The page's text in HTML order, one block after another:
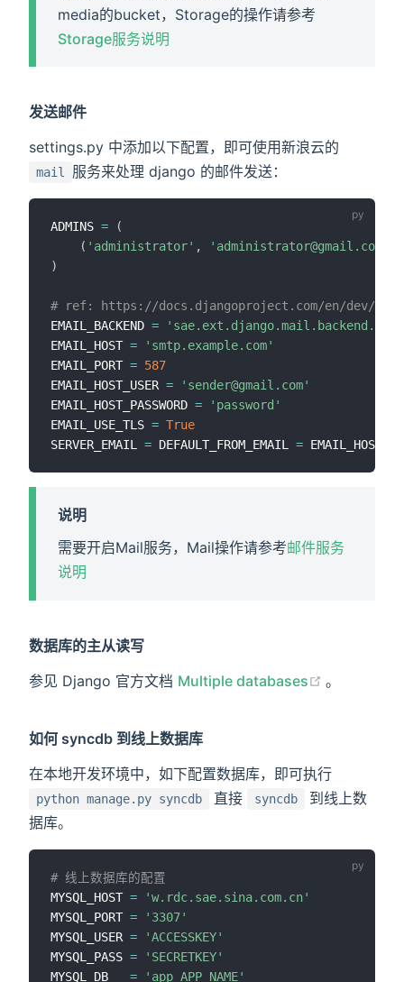
media的bucket，Storage的操作请参考
Storage服务说明
发送邮件
settings.py 中添加以下配置，即可使用新浪云的
mail 服务来处理 django 的邮件发送：
ADMINS =
(
( 'administrator' , 'administrator@gmail.com'
)
# ref: https://docs.djangoproject.com/en/dev/
EMAIL_BACKEND =
EMAIL_HOST =
'smtp.example.com'
EMAIL_PORT = 587
EMAIL_HOST_USER =
'sender@gmail.com'
EMAIL_HOST_PASSWORD =
'password'
EMAIL_USE_TLS = True
SERVER_EMAIL = DEFAULT_FROM_EMAIL =
说明
需要开启Mail服务，Mail操作请参考邮件服务
说明
数据库的主从读写
参见 Django 官方文档 Multiple databases (opens
。
如何 syncdb 到线上数据库
在本地开发环境中，如下配置数据库，即可执行
python manage.py syncdb 直接 syncdb
到线上数
据库。
# 线上数据库的配置
MYSQL_HOST =
'w.rdc.sae.sina.com.cn'
MYSQL_PORT =
'3307'
MYSQL_USER =
'ACCESSKEY'
MYSQL_PASS =
'SECRETKEY'
MYSQL_DB = 'app_APP_NAME'